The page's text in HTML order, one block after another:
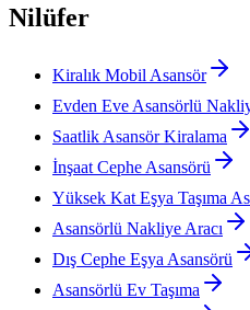
Nilüfer
Kiralık Mobil Asansör
Evden Eve Asansörlü
Saatlik Asansör Kiralama
İnşaat Cephe Asansörü
Yüksek Kat Eşya Taşıma
Asansörlü Nakliye Aracı
Dış Cephe Eşya Asansörü
Asansörlü Ev Taşıma